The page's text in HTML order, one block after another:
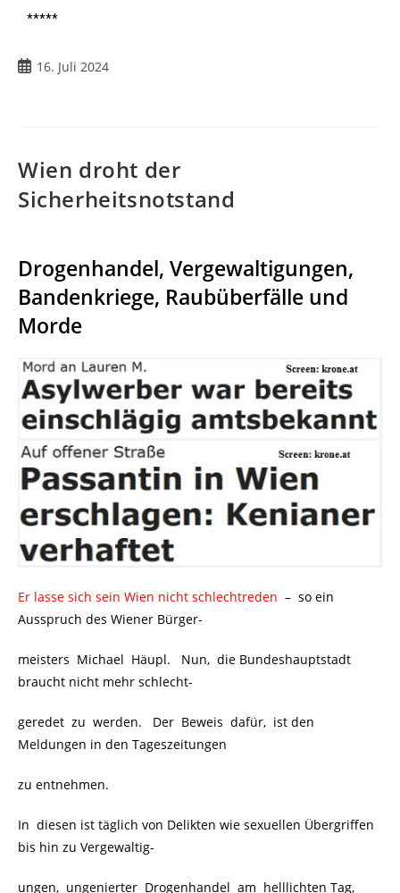
*****
16. Juli 2024
Wien droht der
Sicherheitsnotstand
Drogenhandel, Vergewaltigungen,
Bandenkriege, Raubüberfälle und
Morde
Er lasse sich sein Wien nicht schlechtreden – so ein
Ausspruch des Wiener Bürger-
meisters Michael Häupl. Nun, die Bundeshauptstadt
braucht nicht mehr schlecht-
geredet zu werden. Der Beweis dafür, ist den
Meldungen in den Tageszeitungen
zu entnehmen.
In diesen ist täglich von Delikten wie sexuellen Übergriffen
bis hin zu Vergewaltig-
ungen, ungenierter Drogenhandel am helllichten Tag,